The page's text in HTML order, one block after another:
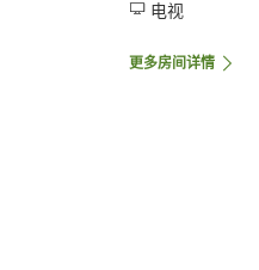
电视
更多房间详情